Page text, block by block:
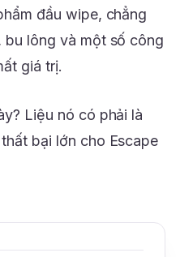
đầu wipe, chẳng
lông và một số công
giá trị.
Liệu nó có phải là
bại lớn cho Escape